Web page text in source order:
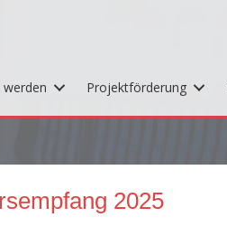
werden Projektförderung
2025